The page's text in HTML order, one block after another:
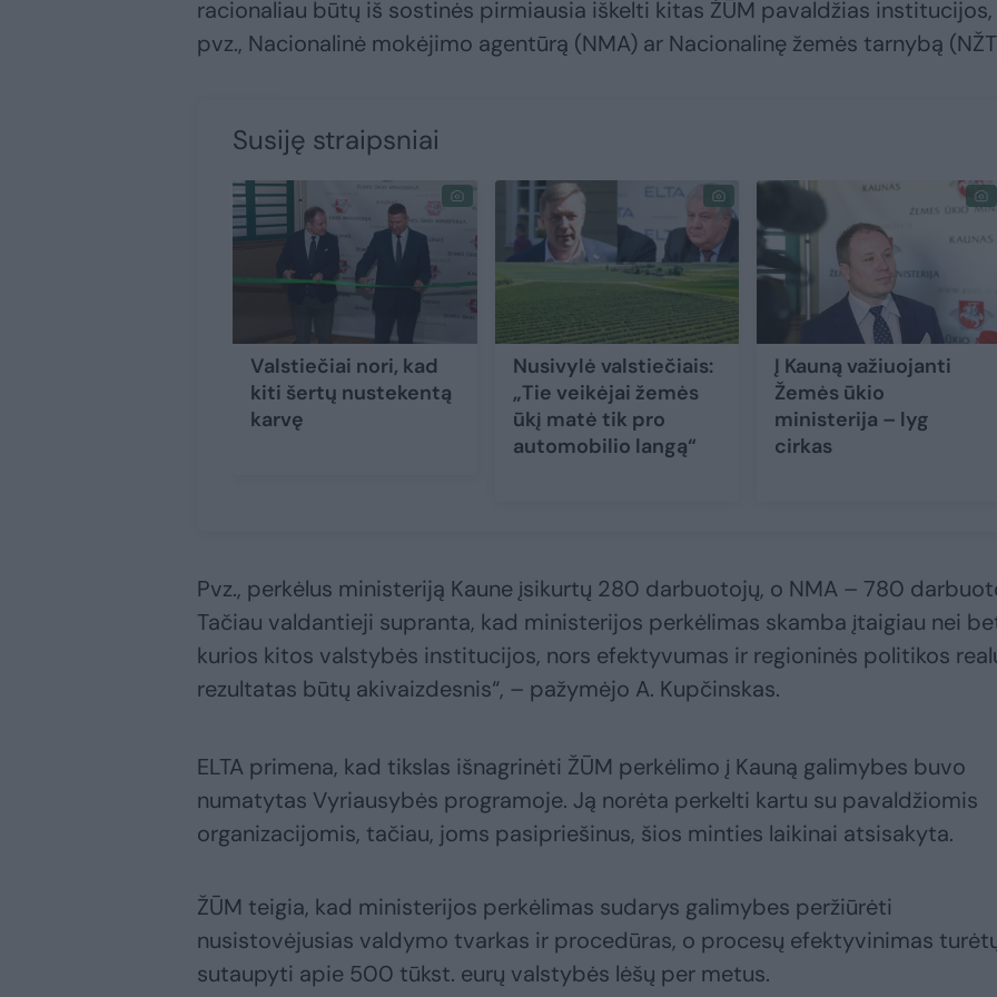
racionaliau būtų iš sostinės pirmiausia iškelti kitas ŽŪM pavaldžias institucijos,
pvz., Nacionalinė mokėjimo agentūrą (NMA) ar Nacionalinę žemės tarnybą
Susiję straipsniai
Valstiečiai nori, kad
kiti šertų nustekentą
karvę
Nusivylė valstiečiais:
„Tie veikėjai žemės
ūkį matė tik pro
automobilio langą“
Į Kauną važiuojanti
Žemės ūkio
ministerija – lyg
cirkas
Pvz., perkėlus ministeriją Kaune įsikurtų 280 darbuotojų, o NMA – 780
Tačiau valdantieji supranta, kad ministerijos perkėlimas skamba įtaigiau nei
kurios kitos valstybės institucijos, nors efektyvumas ir regioninės politikos
rezultatas būtų akivaizdesnis“, – pažymėjo A. Kupčinskas.
ELTA primena, kad tikslas išnagrinėti ŽŪM perkėlimo į Kauną galimybes buvo
numatytas Vyriausybės programoje. Ją norėta perkelti kartu su pavaldžiomis
organizacijomis, tačiau, joms pasipriešinus, šios minties laikinai atsisakyta.
ŽŪM teigia, kad ministerijos perkėlimas sudarys galimybes peržiūrėti
nusistovėjusias valdymo tvarkas ir procedūras, o procesų efektyvinimas
sutaupyti apie 500 tūkst. eurų valstybės lėšų per metus.